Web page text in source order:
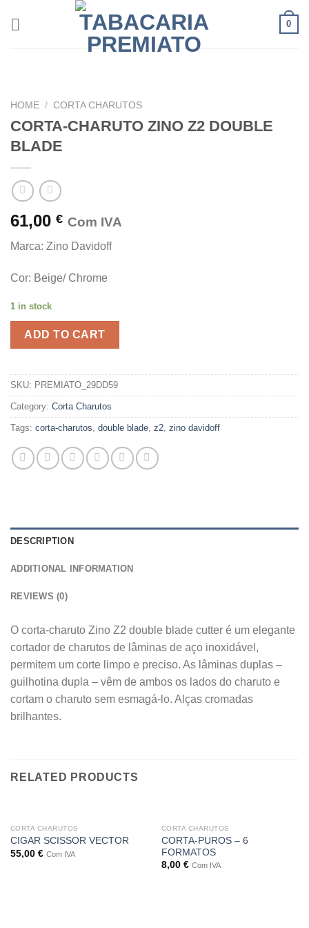
0
HOME / CORTA CHARUTOS
CORTA-CHARUTO ZINO Z2 DOUBLE
BLADE
61,00 € Com IVA
Marca: Zino Davidoff
Cor: Beige/ Chrome
1 in stock
ADD TO CART
SKU: PREMIATO_29DD59
Category: Corta Charutos
Tags: corta-charutos double blade z2 zino davidoff
DESCRIPTION
ADDITIONAL INFORMATION
REVIEWS (0)
O corta-charuto Zino Z2 double blade cutter é um elegante
cortador de charutos de lâminas de aço inoxidável,
permitem um corte limpo e preciso. As lâminas duplas –
guilhotina dupla – vêm de ambos os lados do charuto e
cortam o charuto sem esmagá-lo. Alças cromadas
brilhantes.
RELATED PRODUCTS
CORTA CHARUTOS
CIGAR SCISSOR VECTOR
55,00 € Com IVA
CORTA CHARUTOS
CORTA-PUROS – 6
FORMATOS
8,00 € Com IVA